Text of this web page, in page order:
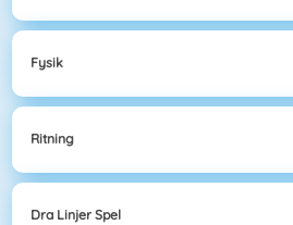
Fysik
Ritning
Dra Linjer Spel